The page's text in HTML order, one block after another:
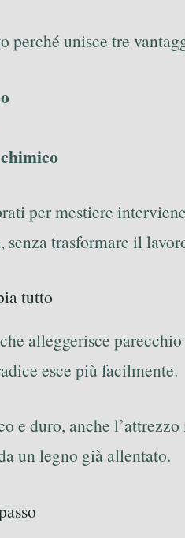
perché unisce tre
per mestiere
trasformare il
tutto
alleggerisce
esce più facilmente.
e duro, anche
un legno già allentato.